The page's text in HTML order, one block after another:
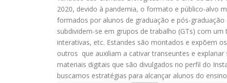
2020, devido à pandemia, o formato e público-alvo
formados por alunos de graduação e pós-
subdividem-se em grupos de trabalho (GTs) com
interativas, etc. Estandes são montados e expõem
outros que auxiliam a cativar transeuntes e
materiais digitais que são divulgados no perfil do
buscamos estratégias para alcançar alunos do